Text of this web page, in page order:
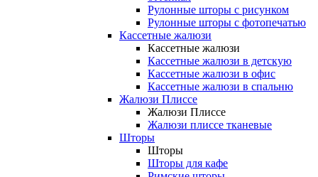
Рулонные шторы с рисунком
Рулонные шторы с фотопечатью
Кассетные жалюзи
Кассетные жалюзи
Кассетные жалюзи в детскую
Кассетные жалюзи в офис
Кассетные жалюзи в спальню
Жалюзи Плиссе
Жалюзи Плиссе
Жалюзи плиссе тканевые
Шторы
Шторы
Шторы для кафе